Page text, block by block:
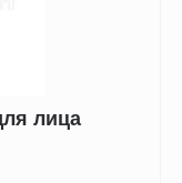
лица